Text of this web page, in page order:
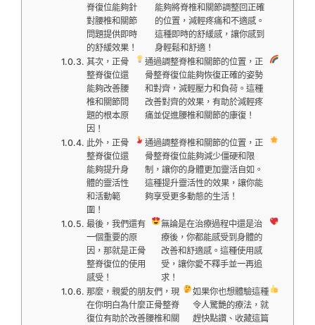
脊復位能夠針
對腰椎和關節
問題提供即時
的舒緩效果！
能夠將脊椎和關節調整回正確
的位置，減輕疼痛和不適感。
這種即時的舒緩感，讓你感到
身輕鬆和舒適！
其次，正骨
整脊復位還
能夠改善腰
椎和關節問
題的根本原
因！
通過調整脊椎和關節的位置，正
骨整脊復位能夠恢復正確的姿勢
和對齊，減輕壓力和負荷。這種
改善對齊的效果，有助於減輕疼
痛並促進腰椎和關節的康復！
此外，正骨
整脊復位還
能夠提升身
體的靈活性
和活動範
圍！
通過調整脊椎和關節的位置，正
骨整脊復位能夠減少僵硬和限
制，讓你的身體更加靈活自如。
這種提升靈活性的效果，讓你能
夠享受更多動態的生活！
最後，我們還有
一個重要的原
因，那就是正骨
整脊復位的使用
感受！
無論是在治療過程中還是治
療後，你都能感受到身體的
改善和舒適感。這種使用感
受，讓你愛不釋手並一再追
求！
那麼，親愛的朋友們，現
在你明白為什麼正骨整脊
復位有助於改善腰椎和關
如果你也想體驗這種
令人驚艷的療法，就
趕快點讚、收藏這篇